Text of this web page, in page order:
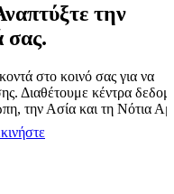
την
σας.
στο κοινό σας για να
Διαθέτουμε κέντρα
την Ασία και τη Νότια